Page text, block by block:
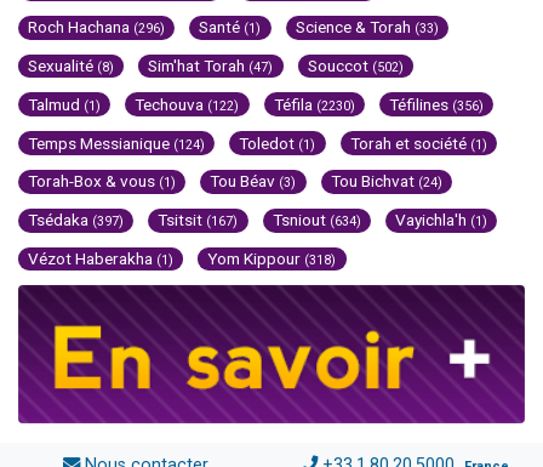
Roch Hachana (296) Santé (1) Science & Torah (33)
Sexualité (8) Sim'hat Torah (47) Souccot (502)
Talmud (1) Techouva (122) Téfila (2230) Téfilines (356)
Temps Messianique (124) Toledot (1) Torah et société (1)
Torah-Box & vous (1) Tou Béav (3) Tou Bichvat (24)
Tsédaka (397) Tsitsit (167) Tsniout (634) Vayichla'h (1)
Vézot Haberakha (1) Yom Kippour (318)